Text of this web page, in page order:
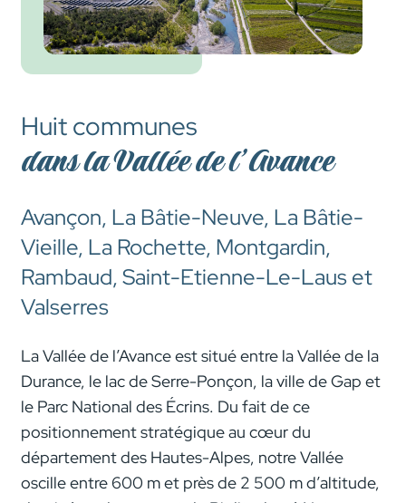
Huit communes
dans la Vallée de l’Avance
Avançon, La Bâtie-Neuve, La Bâtie-
Vieille, La Rochette, Montgardin,
Rambaud, Saint-Etienne-Le-Laus et
Valserres
La Vallée de l’Avance est situé entre la Vallée de la
Durance, le lac de Serre-Ponçon, la ville de Gap et
le Parc National des Écrins. Du fait de ce
positionnement stratégique au cœur du
département des Hautes-Alpes, notre Vallée
oscille entre 600 m et près de 2 500 m d’altitude,